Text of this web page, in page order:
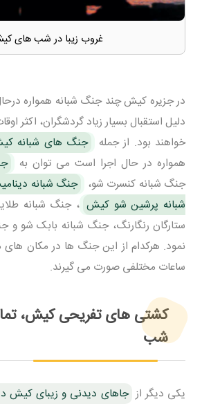
غروب زیبا در شب های
در جزیره کیش چند جنگ شبانه همواره
دلیل استقبال بسیار زیاد گردشگران، اکثر
خواهند بود. از جمله
جنگ های شبانه
همواره در حال اجرا است می توان به
جنگ شبانه کنسرت شو،
جنگ شبانه
شبانه پرشین شو کیش ، جنگ شبانه
ستارگان رنگارنگ، جنگ شبانه بابک شو و
نمود. هرکدام از این جنگ ها در مکان
ساعات مختلفی صورت می گیرند.
کشتی های تفریحی کیش،
شب
یکی دیگر از جاهای دیدنی و زیبای کیش